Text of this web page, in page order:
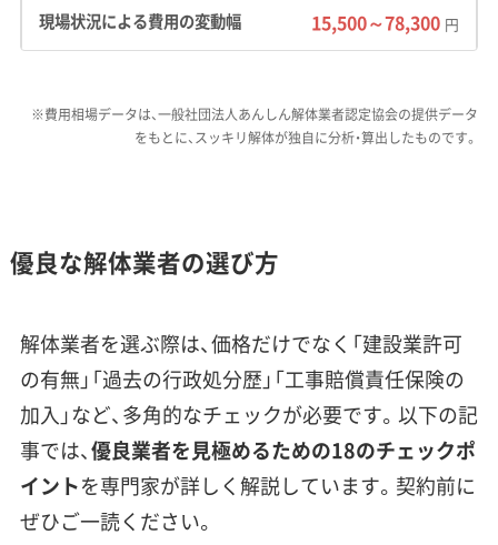
イントです。
養蚕農家の解体と「歌舞伎の町」ならで
町の繁栄の象徴だった大規模な養蚕農家を解
題に加え、歴史ある街並みを守るための景観計
画への配慮も重要です。
小鹿野町の解体工事で特徴的なのは、かつて養蚕業
で栄えた頃の大規模な木造建築、いわゆる「養蚕農
15,500～78,300 円
※費用相場データは、一般社団法人あんしん解体業者認定協会の提供データ
をもとに、スッキリ解体が独自に分析・算出したものです。
優良な解体業者の選び方
解体業者を選ぶ際は、価格だけでなく「建設業許可
の有無」「過去の行政処分歴」「工事賠償責任保険の
加入」など、多角的なチェックが必要です。以下の記
事では、優良業者を見極めるための18のチェックポ
イントを専門家が詳しく解説しています。契約前に
ぜひご一読ください。